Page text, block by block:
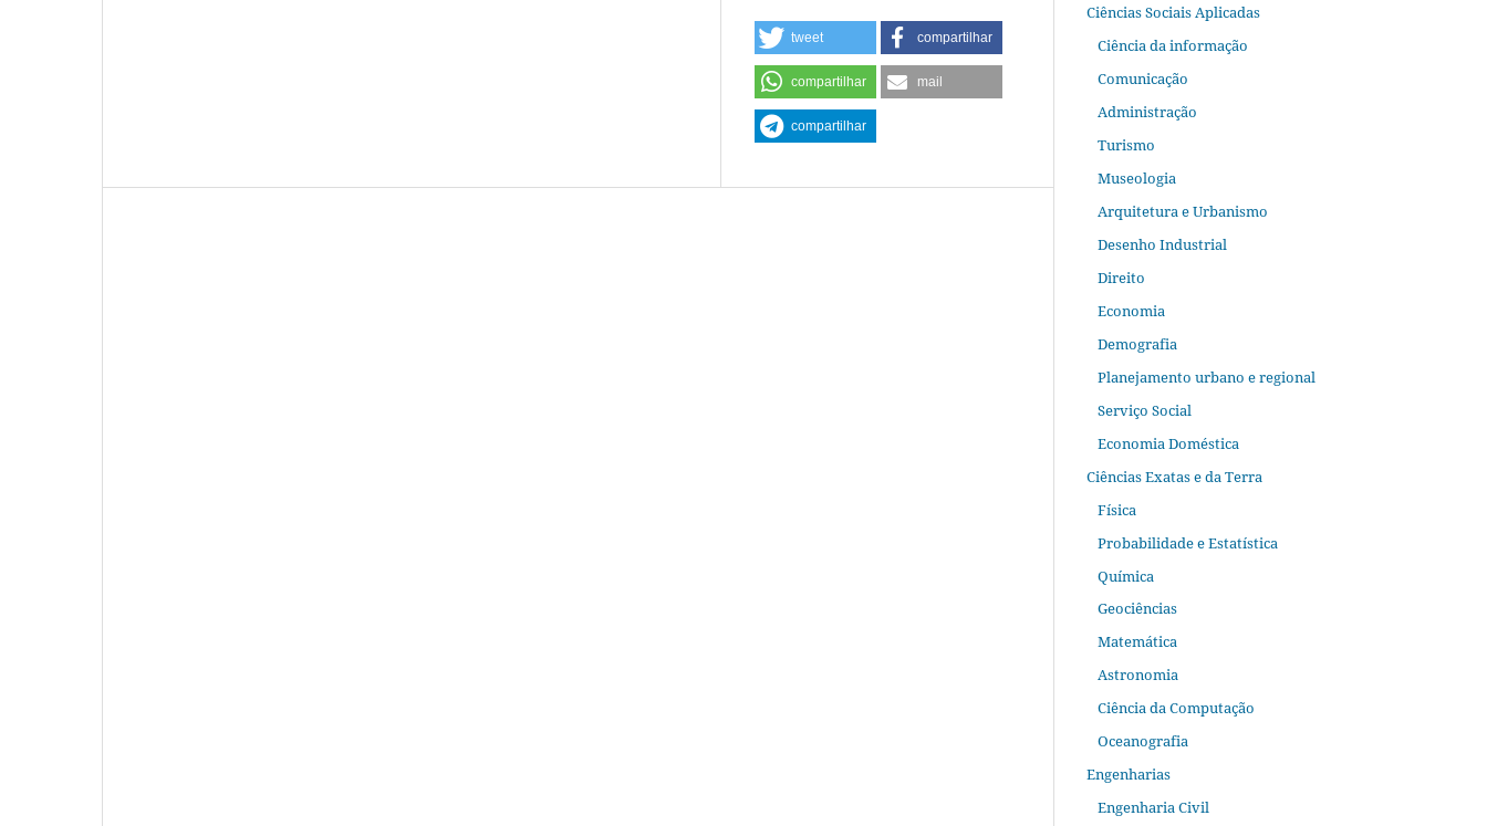
tweet compartilhar
compartilhar mail
compartilhar
Ciências Sociais Aplicadas
Ciência da informação
Comunicação
Administração
Turismo
Museologia
Arquitetura e Urbanismo
Desenho Industrial
Direito
Economia
Demografia
Planejamento urbano e regional
Serviço Social
Economia Doméstica
Ciências Exatas e da Terra
Física
Probabilidade e Estatística
Química
Geociências
Matemática
Astronomia
Ciência da Computação
Oceanografia
Engenharias
Engenharia Civil